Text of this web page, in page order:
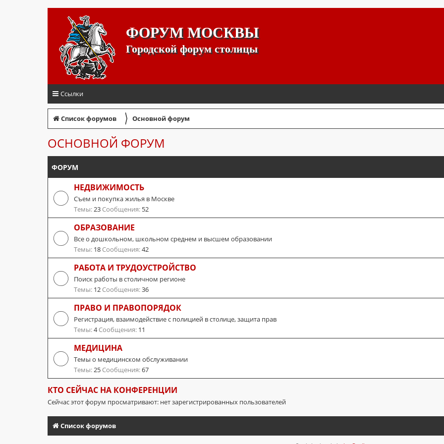
ФОРУМ МОСКВЫ
Городской форум столицы
Ссылки
Список форумов 〉 Основной форум
ОСНОВНОЙ ФОРУМ
ФОРУМ
НЕДВИЖИМОСТЬ
Съем и покупка жилья в Москве
Темы:23 Сообщения: 52
ОБРАЗОВАНИЕ
Все о дошкольном, школьном среднем и высшем образовании
Темы: 18 Сообщения:42
РАБОТА И ТРУДОУСТРОЙСТВО
Поиск работы в столичном регионе
Темы: 12 Сообщения:36
ПРАВО И ПРАВОПОРЯДОК
Регистрация, взаимодействие с полицией в столице, защита прав
Темы:4Сообщения: 11
МЕДИЦИНА
Темы о медицинском обслуживании
Темы:25 Сообщения:67
КТО СЕЙЧАС НА КОНФЕРЕНЦИИ
Сейчас этот форум просматривают: нет зарегистрированных пользователей
Список форумов